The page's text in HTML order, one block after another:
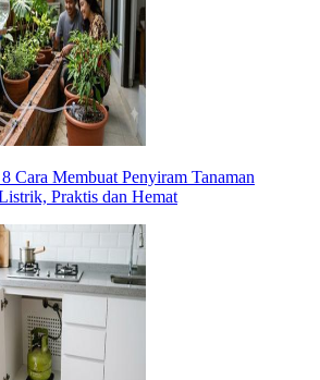
8 Cara Membuat Penyiram Tanaman
Praktis dan Hemat